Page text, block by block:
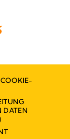
DATEN